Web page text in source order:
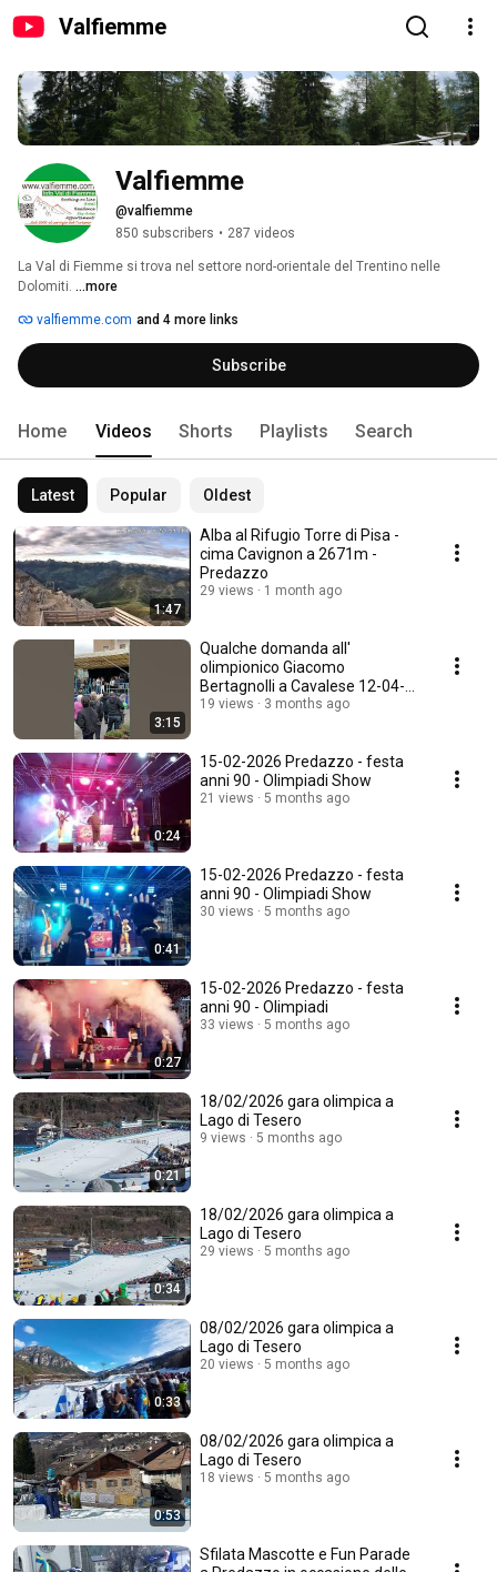
Valfiemme
Valfiemme
@valfiemme
850 subscribers • 287 videos
La Val di Fiemme si trova nel settore nord-orientale del Trentino nelle
Dolomiti. ...more
valfiemme.com and 4 more links
Subscribe
Home Videos Shorts Playlists Search
Latest Popular Oldest
1:47
Alba al Rifugio Torre di Pisa -
cima Cavignon a 2671m -
Predazzo
29 views 1 month ago
3:15
Qualche domanda all'
olimpionico Giacomo
Bertagnolli a Cavalese 12-04-
2026
19 views 3 months ago
0:24
15-02-2026 Predazzo - festa
anni 90 - Olimpiadi Show
21 views 5 months ago
0:41
15-02-2026 Predazzo - festa
anni 90 - Olimpiadi Show
30 views 5 months ago
0:27
15-02-2026 Predazzo - festa
anni 90 - Olimpiadi
33 views 5 months ago
0:21
18/02/2026 gara olimpica a
Lago di Tesero
9 views 5 months ago
0:34
18/02/2026 gara olimpica a
Lago di Tesero
29 views 5 months ago
0:33
08/02/2026 gara olimpica a
Lago di Tesero
20 views 5 months ago
0:53
08/02/2026 gara olimpica a
Lago di Tesero
18 views 5 months ago
Sfilata Mascotte e Fun Parade